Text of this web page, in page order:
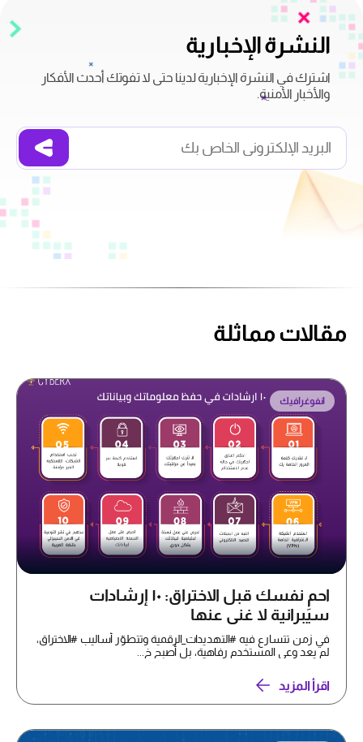
النشرة الإخبارية
اشترك في النشرة الإخبارية لدينا حتى لا تفوتك أحدث الأفكار
والأخبار الأمنية.
مقالات مماثلة
انفوغرافيك
احمِ نفسك قبل الاختراق: ١٠ إرشادات
سيبرانية لا غنى عنها
في زمن تتسارع فيه #التهديدات_الرقمية وتتطوّر أساليب #الاختراق،
لم يعد وعي المستخدم رفاهية، بل أصبح خ...
اقرأ المزيد